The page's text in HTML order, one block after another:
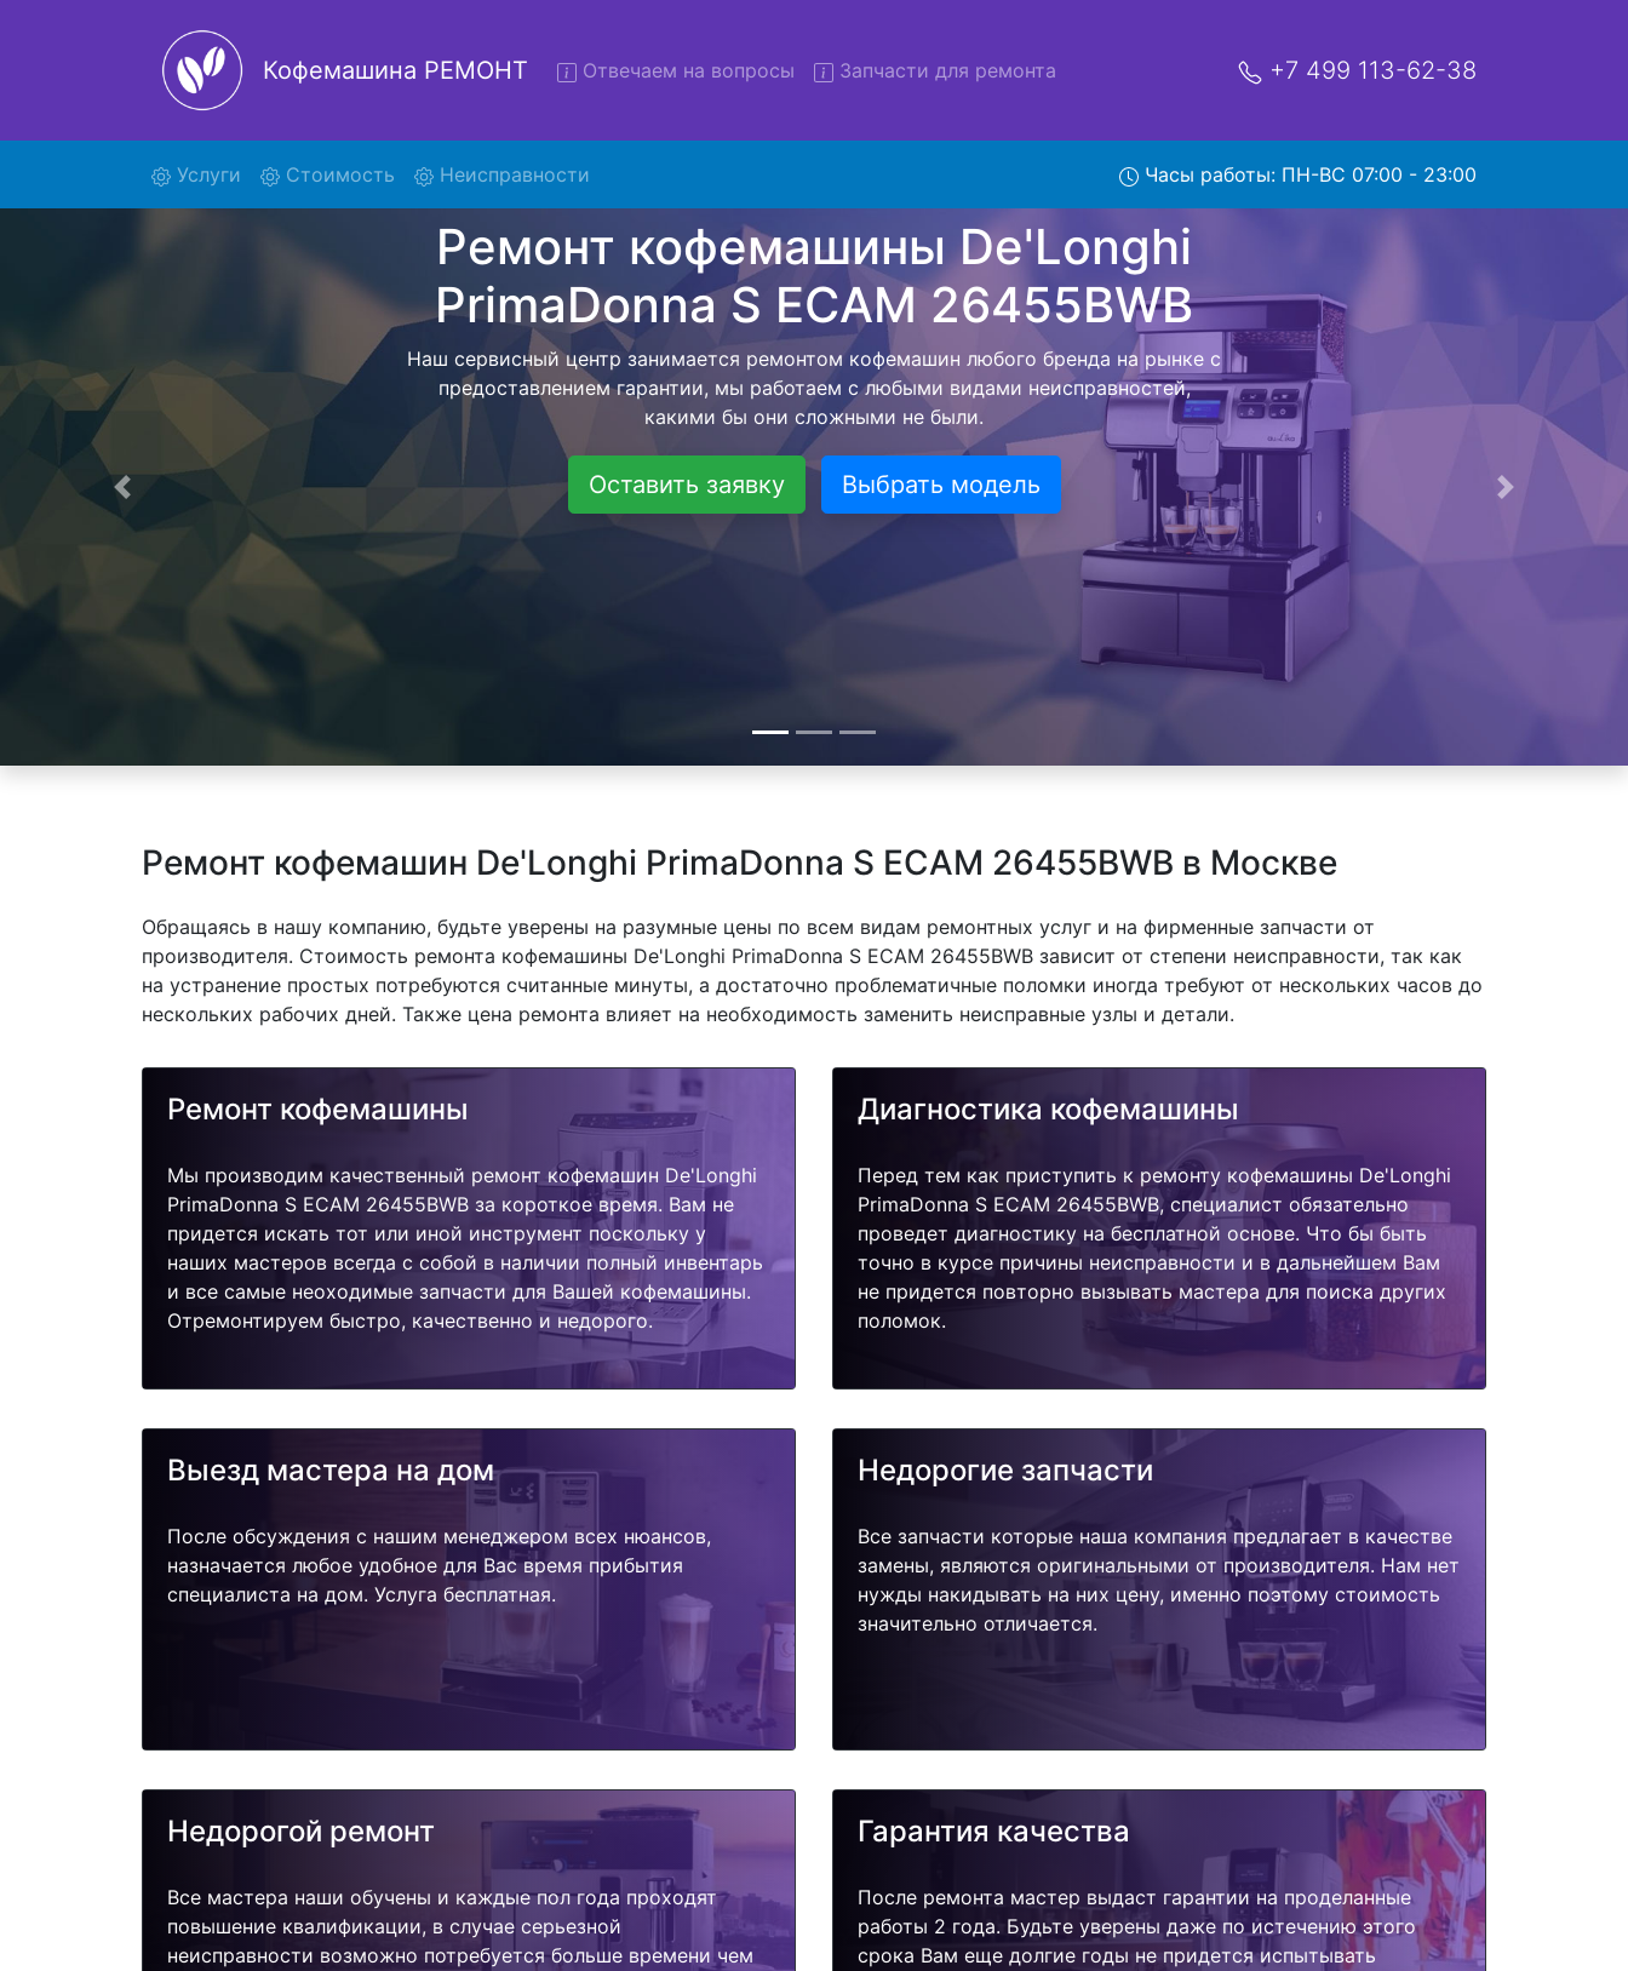
Кофемашина РЕМОНТ Отвечаем на вопросы Запчасти для ремонта +7 499 113-62-38
Услуги (current)Стоимость Неисправности Часы работы: ПН-ВС 07:00 - 23:00
Ремонт кофемашин De'Longhi PrimaDonna
S ECAM 26455BWB с вывозом в сервис
Мы предоставляем бесплатную услугу - ремонт кофемашин De'Longhi PrimaDonna S
ECAM 26455BWB с вывозом техники в сервисный центр, а после завершения всех
работ привезем обратно. Цена фиксируется с момента согласования с мастером до
возвращения бытовой техники обратно владельцу.
Оставить заявку Выбрать модель
Предыдущая Следующая
Ремонт кофемашин De'Longhi PrimaDonna S ECAM 26455BWB в Москве
Обращаясь в нашу компанию, будьте уверены на разумные цены по всем видам ремонтных услуг и на фирменные запчасти от
производителя. Стоимость ремонта кофемашины De'Longhi PrimaDonna S ECAM 26455BWB зависит от степени неисправности, так как
на устранение простых потребуются считанные минуты, а достаточно проблематичные поломки иногда требуют от нескольких часов до
нескольких рабочих дней. Также цена ремонта влияет на необходимость заменить неисправные узлы и детали.
Ремонт кофемашины
Мы производим качественный ремонт кофемашин De'Longhi
PrimaDonna S ECAM 26455BWB за короткое время. Вам не
придется искать тот или иной инструмент поскольку у
наших мастеров всегда с собой в наличии полный инвентарь
и все самые неоходимые запчасти для Вашей кофемашины.
Отремонтируем быстро, качественно и недорого.
Диагностика кофемашины
Перед тем как приступить к ремонту кофемашины De'Longhi
PrimaDonna S ECAM 26455BWB, специалист обязательно
проведет диагностику на бесплатной основе. Что бы быть
точно в курсе причины неисправности и в дальнейшем Вам
не придется повторно вызывать мастера для поиска других
поломок.
Выезд мастера на дом
После обсуждения с нашим менеджером всех нюансов,
назначается любое удобное для Вас время прибытия
специалиста на дом. Услуга бесплатная.
Недорогие запчасти
Все запчасти которые наша компания предлагает в качестве
замены, являются оригинальными от производителя. Нам нет
нужды накидывать на них цену, именно поэтому стоимость
значительно отличается.
Недорогой ремонт
Все мастера наши обучены и каждые пол года проходят
повышение квалификации, в случае серьезной
неисправности возможно потребуется больше времени чем
Гарантия качества
После ремонта мастер выдаст гарантии на проделанные
работы 2 года. Будьте уверены даже по истечению этого
срока Вам еще долгие годы не придется испытывать